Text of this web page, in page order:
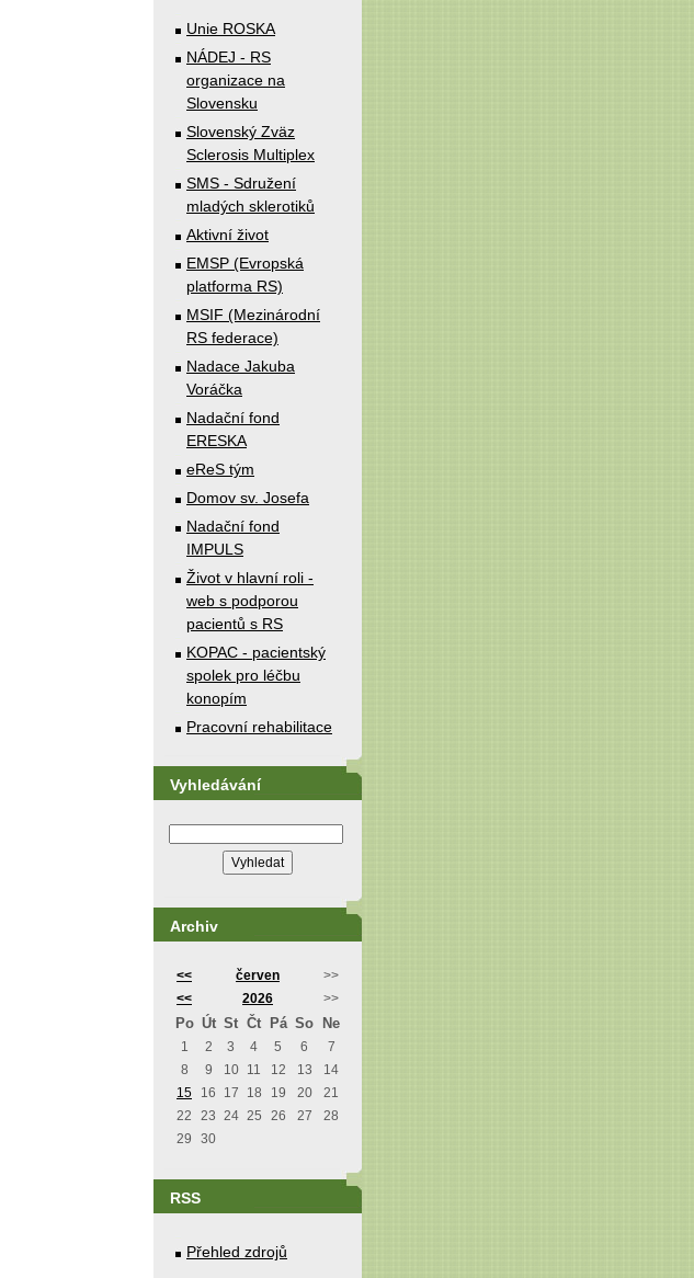
Unie ROSKA
NÁDEJ - RS
organizace na
Slovensku
Slovenský Zväz
Sclerosis Multiplex
SMS - Sdružení
mladých sklerotiků
Aktivní život
EMSP (Evropská
platforma RS)
MSIF (Mezinárodní
RS federace)
Nadace Jakuba
Voráčka
Nadační fond
ERESKA
eReS tým
Domov sv. Josefa
Nadační fond
IMPULS
Život v hlavní roli -
web s podporou
pacientů s RS
KOPAC - pacientský
spolek pro léčbu
konopím
Pracovní rehabilitace
Vyhledávání
Archiv
<< červen
>>
<<
2026 >>
Po Út St Čt Pá So Ne
1 2 3 4 5 6
7
8
9 10 11 12 13
14
15
16 17 18 19 20
21
22
23 24 25 26 27
28
29
30
RSS
Přehled zdrojů